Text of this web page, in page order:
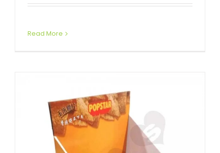
Read More
Affichages de compteur personnalisés